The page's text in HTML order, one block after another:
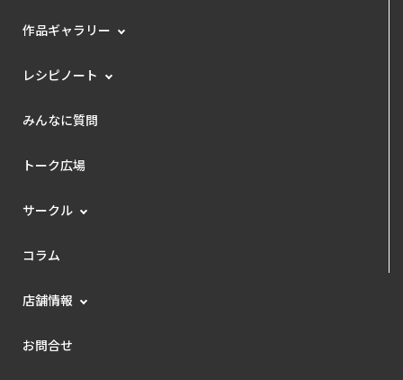
作品ギャラリー
レシピノート
みんなに質問
トーク広場
サークル
コラム
店舗情報
お問合せ